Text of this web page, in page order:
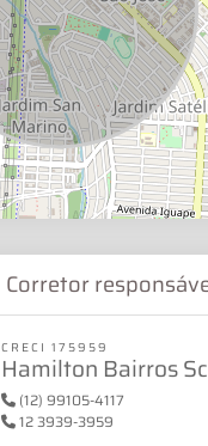
Corretor
CRECI 175959
Hamilton Bairros
(12) 99105-4117
12 3939-3959